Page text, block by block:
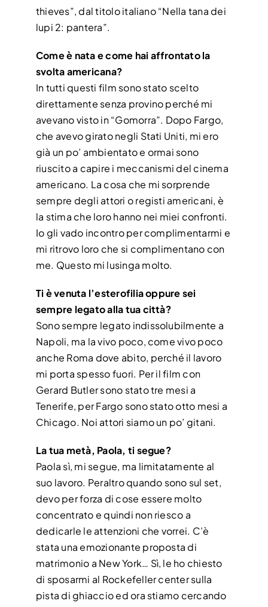
thieves”, dal titolo italiano “Nella tana dei
lupi 2: pantera”.
Come è nata e come hai affrontato la
svolta americana?
In tutti questi film sono stato scelto
direttamente senza provino perché mi
avevano visto in “Gomorra”. Dopo Fargo,
che avevo girato negli Stati Uniti, mi ero
già un po’ ambientato e ormai sono
riuscito a capire i meccanismi del cinema
americano. La cosa che mi sorprende
sempre degli attori o registi americani, è
la stima che loro hanno nei miei confronti.
Io gli vado incontro per complimentarmi e
mi ritrovo loro che si complimentano con
me. Questo mi lusinga molto.
Ti è venuta l’esterofilia oppure sei
sempre legato alla tua città?
Sono sempre legato indissolubilmente a
Napoli, ma la vivo poco, come vivo poco
anche Roma dove abito, perché il lavoro
mi porta spesso fuori. Per il film con
Gerard Butler sono stato tre mesi a
Tenerife, per Fargo sono stato otto mesi a
Chicago. Noi attori siamo un po’ gitani.
La tua metà, Paola, ti segue?
Paola sì, mi segue, ma limitatamente al
suo lavoro. Peraltro quando sono sul set,
devo per forza di cose essere molto
concentrato e quindi non riesco a
dedicarle le attenzioni che vorrei. C’è
stata una emozionante proposta di
matrimonio a New York… Sì, le ho chiesto
di sposarmi al Rockefeller center sulla
pista di ghiaccio ed ora stiamo cercando